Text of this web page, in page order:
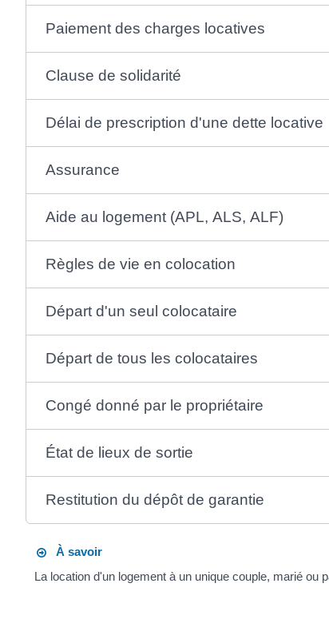
Paiement des charges locatives
Clause de solidarité
Délai de prescription d'une dette locative
Assurance
Aide au logement (APL, ALS, ALF)
Règles de vie en colocation
Départ d'un seul colocataire
Départ de tous les colocataires
Congé donné par le propriétaire
État de lieux de sortie
Restitution du dépôt de garantie
À savoir
La location d'un logement à un unique couple, marié ou